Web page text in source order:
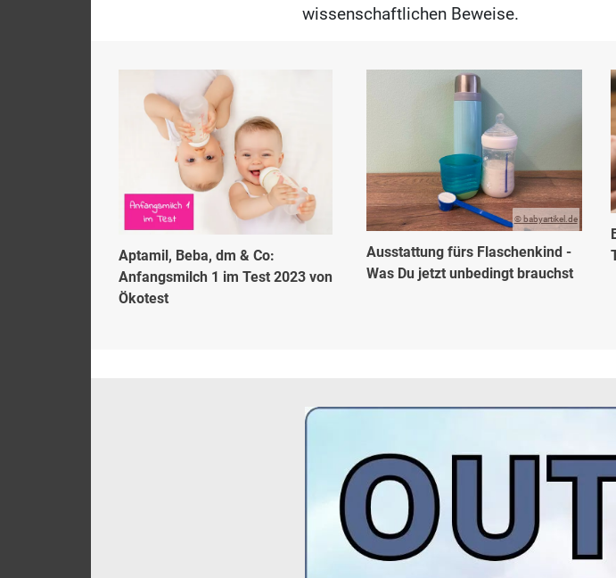
wissenschaftlichen Beweise.
Aptamil, Beba, dm & Co:
Anfangsmilch 1 im Test 2023 von
Ökotest
© babyartikel.de
Ausstattung fürs Flaschenkind -
Was Du jetzt unbedingt brauchst